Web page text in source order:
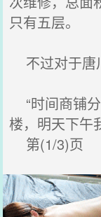
只有五层。
不过对于唐
“时间商铺
楼，明天下午
第(1/3)页